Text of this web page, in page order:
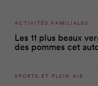
ACTIVITÉS FAMILIALES
Les 11 plus beaux
des pommes cet
SPORTS ET PLEIN AIR